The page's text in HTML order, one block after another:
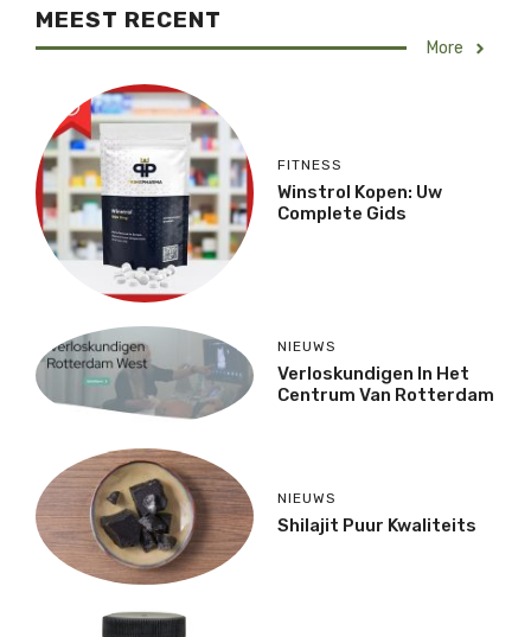
MEEST RECENT
More
FITNESS
Winstrol Kopen: Uw
Complete Gids
NIEUWS
Verloskundigen In Het
Centrum Van Rotterdam
NIEUWS
Shilajit Puur Kwaliteits